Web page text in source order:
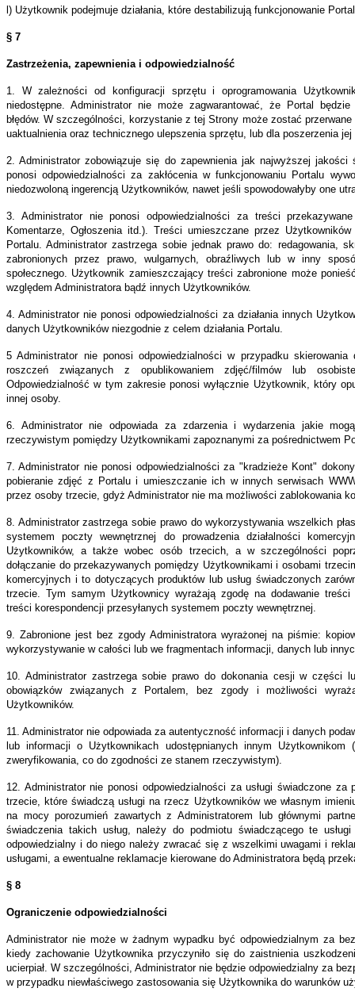
l) Użytkownik podejmuje działania, które destabilizują funkcjonowanie
§ 7
Zastrzeżenia, zapewnienia i odpowiedzialność
1. W zależności od konfiguracji sprzętu i oprogramowania
niedostępne. Administrator nie może zagwarantować, że Portal będzie
błędów. W szczególności, korzystanie z tej Strony może zostać
uaktualnienia oraz technicznego ulepszenia sprzętu, lub dla poszerzenia
2. Administrator zobowiązuje się do zapewnienia jak najwyższej jakości
ponosi odpowiedzialności za zakłócenia w funkcjonowaniu Portalu
niedozwoloną ingerencją Użytkowników, nawet jeśli spowodowałyby one
3. Administrator nie ponosi odpowiedzialności za treści
Komentarze, Ogłoszenia itd.). Treści umieszczane przez
Portalu. Administrator zastrzega sobie jednak prawo do: redagowania,
zabronionych przez prawo, wulgarnych, obraźliwych lub w inny
społecznego. Użytkownik zamieszczający treści zabronione może
względem Administratora bądź innych Użytkowników.
4. Administrator nie ponosi odpowiedzialności za działania innych
danych Użytkowników niezgodnie z celem działania Portalu.
5 Administrator nie ponosi odpowiedzialności w przypadku
roszczeń związanych z opublikowaniem zdjęć/filmów lub
Odpowiedzialność w tym zakresie ponosi wyłącznie Użytkownik, który
innej osoby.
6. Administrator nie odpowiada za zdarzenia i wydarzenia jakie
rzeczywistym pomiędzy Użytkownikami zapoznanymi za pośrednictwem
7. Administrator nie ponosi odpowiedzialności za "kradzieże Kont"
pobieranie zdjęć z Portalu i umieszczanie ich w innych serwisach
przez osoby trzecie, gdyż Administrator nie ma możliwości zablokowania
8. Administrator zastrzega sobie prawo do wykorzystywania wszelkich
systemem poczty wewnętrznej do prowadzenia działalności
Użytkowników, a także wobec osób trzecich, a w szczególności
dołączanie do przekazywanych pomiędzy Użytkownikami i osobami
komercyjnych i to dotyczących produktów lub usług świadczonych
trzecie. Tym samym Użytkownicy wyrażają zgodę na dodawanie treści
treści korespondencji przesyłanych systemem poczty wewnętrznej.
9. Zabronione jest bez zgody Administratora wyrażonej na piśmie:
wykorzystywanie w całości lub we fragmentach informacji, danych lub
10. Administrator zastrzega sobie prawo do dokonania cesji w części
obowiązków związanych z Portalem, bez zgody i możliwości
Użytkowników.
11. Administrator nie odpowiada za autentyczność informacji i danych
lub informacji o Użytkownikach udostępnianych innym
zweryfikowania, co do zgodności ze stanem rzeczywistym).
12. Administrator nie ponosi odpowiedzialności za usługi świadczone za
trzecie, które świadczą usługi na rzecz Użytkowników we własnym
na mocy porozumień zawartych z Administratorem lub głównymi
świadczenia takich usług, należy do podmiotu świadczącego te
odpowiedzialny i do niego należy zwracać się z wszelkimi uwagami i
usługami, a ewentualne reklamacje kierowane do Administratora będą
§ 8
Ograniczenie odpowiedzialności
Administrator nie może w żadnym wypadku być odpowiedzialnym za
kiedy zachowanie Użytkownika przyczyniło się do zaistnienia
ucierpiał. W szczególności, Administrator nie będzie odpowiedzialny za
w przypadku niewłaściwego zastosowania się Użytkownika do warunków